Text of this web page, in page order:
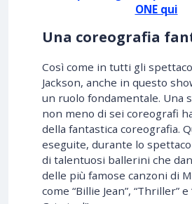
ONE qui
Una coreografia
Così come in tutti gli
Jackson, anche in questo
un ruolo fondamentale. Una
non meno di sei coreografi
della fantastica coreografia.
eseguite, durante lo
di talentuosi ballerini che
delle più famose canzoni di
come “Billie Jean”, “Thriller”